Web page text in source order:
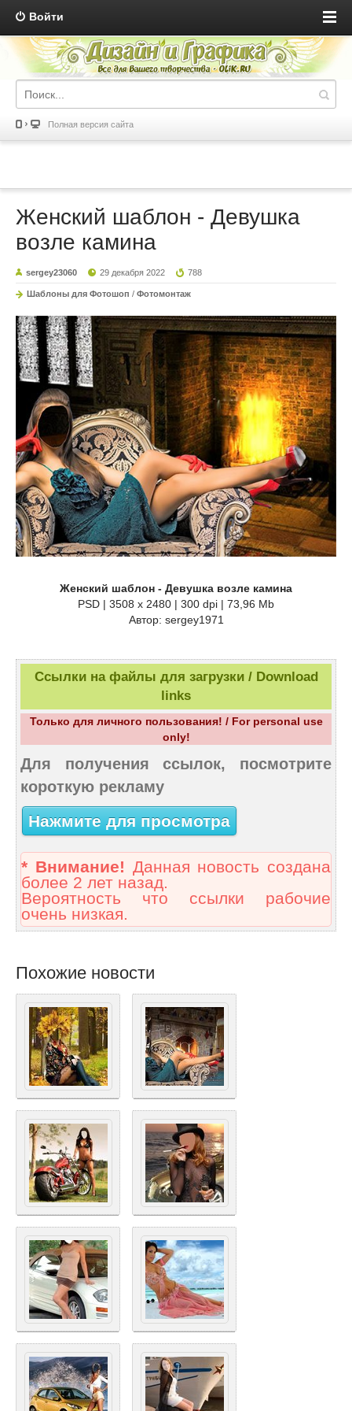
Войти
Полная версия сайта
Женский шаблон - Девушка
возле камина
sergey23060 29 декабря 2022 788
Шаблоны для Фотошоп / Фотомонтаж
Женский шаблон - Девушка возле камина
PSD | 3508 x 2480 | 300 dpi | 73,96 Mb
Автор: sergey1971
Ссылки на файлы для загрузки / Download
links
Только для личного пользования! / For personal use
only!
Для получения ссылок, посмотрите
короткую рекламу
Нажмите для просмотра
* Внимание! Данная новость создана
более 2 лет назад.
Вероятность что ссылки рабочие
очень низкая.
Похожие новости